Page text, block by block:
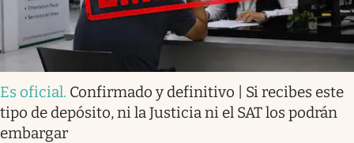
Es oficial. Confirmado y definitivo | Si recibes este
tipo de depósito, ni la Justicia ni el SAT los podrán
embargar